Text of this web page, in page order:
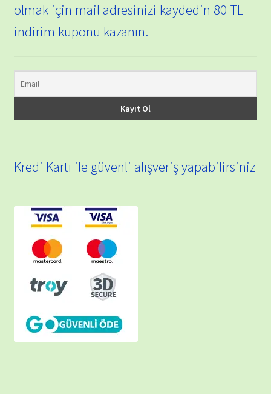
olmak için mail adresinizi kaydedin 80 TL
indirim kuponu kazanın.
Kredi Kartı ile güvenli alışveriş yapabilirsiniz